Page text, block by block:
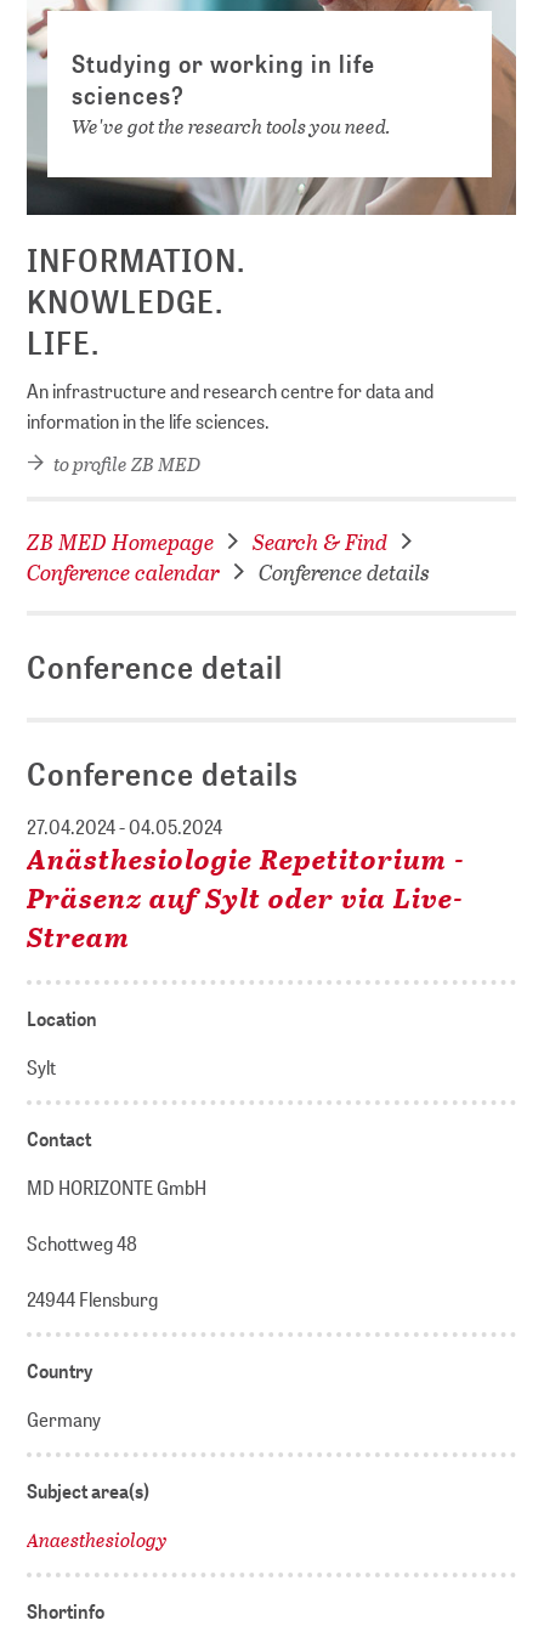
Studying or working in life
sciences?
We've got the research tools you need.
INFORMATION.
KNOWLEDGE.
LIFE.
An infrastructure and research centre for data and
information in the life sciences.
to profile ZB MED
ZB MED Homepage
Search & Find
Conference calendar
Conference details
Conference detail
Conference details
27.04.2024 - 04.05.2024
Anästhesiologie Repetitorium -
Präsenz auf Sylt oder via Live-
Stream
Location
Sylt
Contact
MD HORIZONTE GmbH
Schottweg 48
24944 Flensburg
Country
Germany
Subject area(s)
Anaesthesiology
Shortinfo